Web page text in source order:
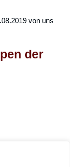
von uns
der